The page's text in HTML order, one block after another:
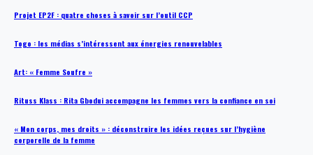
Projet EP2F : quatre choses à savoir sur l’outil CCP
Togo : les médias s’intéressent aux énergies renouvelables
Art: « Femme Soufre »
Rituss Klass : Rita Gbodui accompagne les femmes vers la confiance en soi
« Mon corps, mes droits » : déconstruire les idées reçues sur l’hygiène
corporelle de la femme